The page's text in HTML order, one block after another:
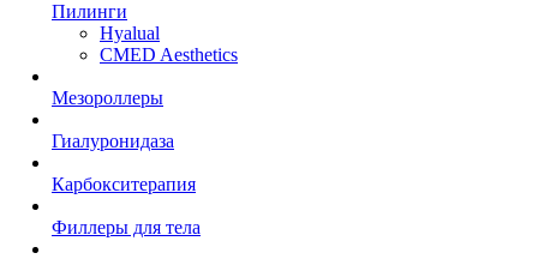
Пилинги
Hyalual
CMED Aesthetics
Мезороллеры
Гиалуронидаза
Карбокситерапия
Филлеры для тела